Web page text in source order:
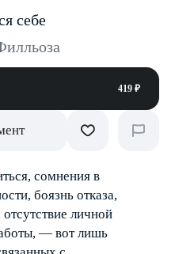
себе
419 ₽
сомнения в
боязнь отказа,
личной
— вот лишь